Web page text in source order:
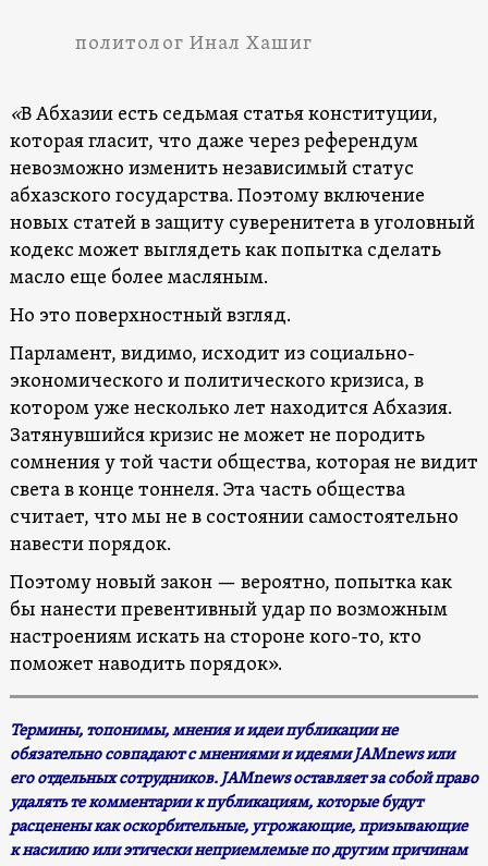
политолог Инал Хашиг
«В Абхазии есть седьмая статья конституции,
которая гласит, что даже через референдум
невозможно изменить независимый статус
абхазского государства. Поэтому включение
новых статей в защиту суверенитета в уголовный
кодекс может выглядеть как попытка сделать
масло еще более масляным.
Но это поверхностный взгляд.
Парламент, видимо, исходит из социально-
экономического и политического кризиса, в
котором уже несколько лет находится Абхазия.
Затянувшийся кризис не может не породить
сомнения у той части общества, которая не видит
света в конце тоннеля. Эта часть общества
считает, что мы не в состоянии самостоятельно
навести порядок.
Поэтому новый закон — вероятно, попытка как
бы нанести превентивный удар по возможным
настроениям искать на стороне кого-то, кто
поможет наводить порядок».
Термины, топонимы, мнения и идеи публикации не
обязательно совпадают с мнениями и идеями JAMnews или
его отдельных сотрудников. JAMnews оставляет за собой право
удалять те комментарии к публикациям, которые будут
расценены как оскорбительные, угрожающие, призывающие
к насилию или этически неприемлемые по другим причинам